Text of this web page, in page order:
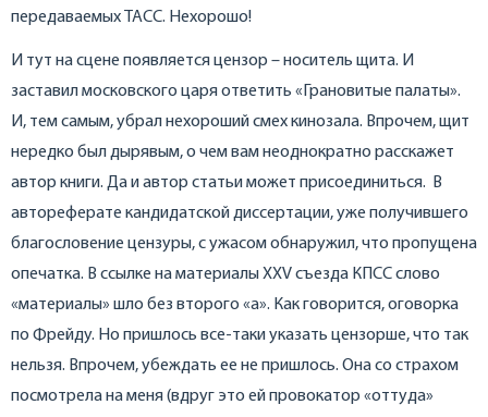
передаваемых ТАСС. Нехорошо!
И тут на сцене появляется цензор – носитель щита. И
заставил московского царя ответить «Грановитые палаты».
И, тем самым, убрал нехороший смех кинозала. Впрочем, щит
нередко был дырявым, о чем вам неоднократно расскажет
автор книги. Да и автор статьи может присоединиться. В
автореферате кандидатской диссертации, уже получившего
благословение цензуры, с ужасом обнаружил, что пропущена
опечатка. В ссылке на материалы XXV съезда КПСС слово
«материалы» шло без второго «а». Как говорится, оговорка
по Фрейду. Но пришлось все-таки указать цензорше, что так
нельзя. Впрочем, убеждать ее не пришлось. Она со страхом
посмотрела на меня (вдруг это ей провокатор «оттуда»